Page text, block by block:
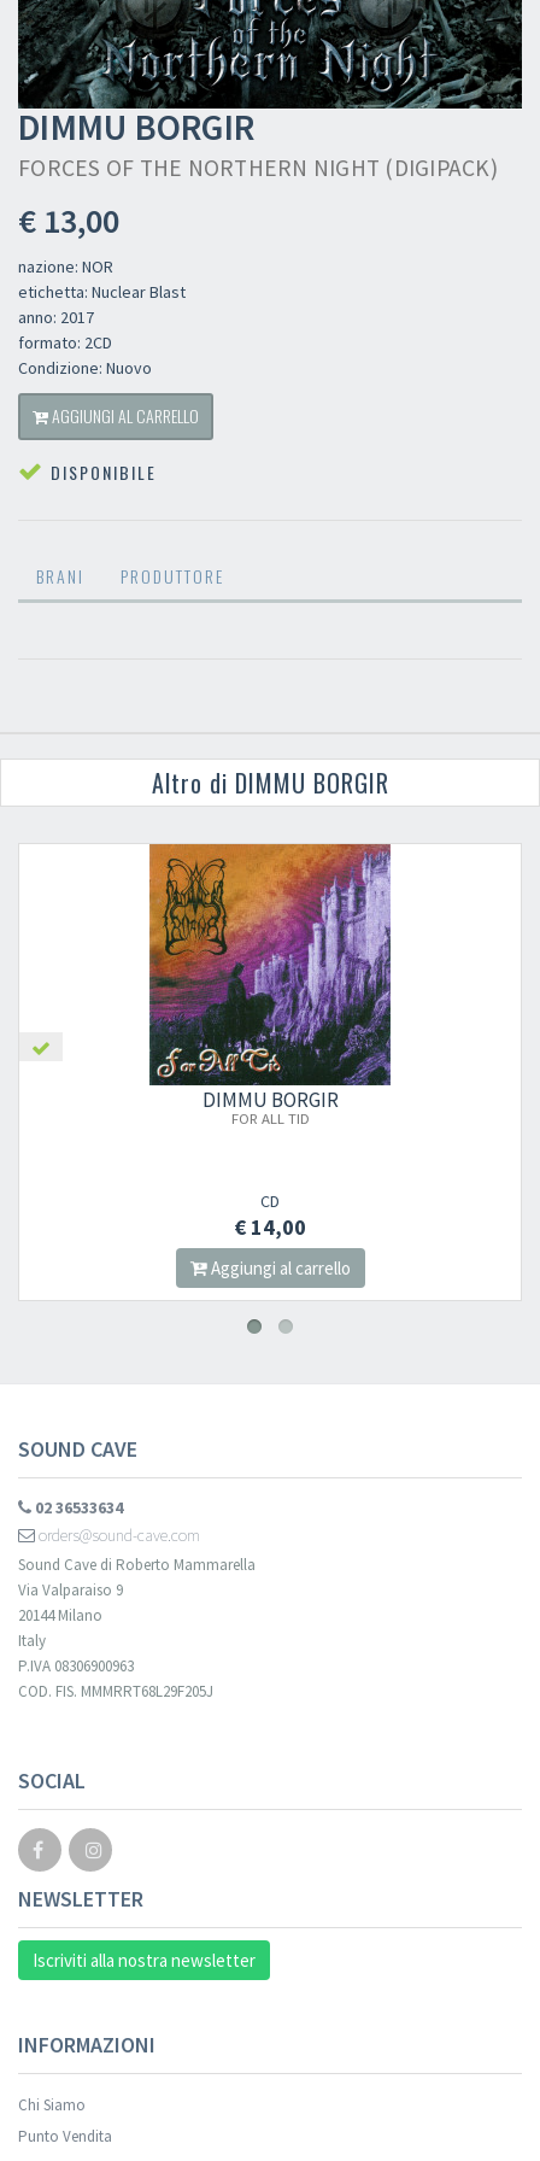
DIMMU BORGIR
FORCES OF THE NORTHERN NIGHT (DIGIPACK)
€ 13,00
nazione: NOR
etichetta: Nuclear Blast
anno: 2017
formato: 2CD
Condizione: Nuovo
AGGIUNGI AL CARRELLO
DISPONIBILE
BRANI PRODUTTORE
Altro di DIMMU BORGIR
SOUND CAVE
02 36533634
orders@sound-cave.com
Sound Cave di Roberto Mammarella
Via Valparaiso 9
20144 Milano
Italy
P.IVA 08306900963
COD. FIS. MMMRRT68L29F205J
SOCIAL
NEWSLETTER
Iscriviti alla nostra newsletter
INFORMAZIONI
Chi Siamo
Punto Vendita